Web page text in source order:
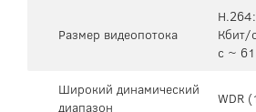
Размер видеопотока
Кбит/
с ~
Широкий динамический
диапазон
WDR